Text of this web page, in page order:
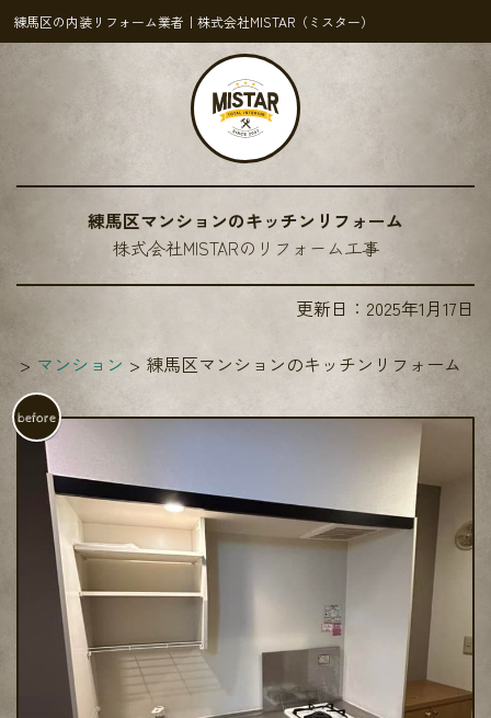
練馬区の内装リフォーム業者｜株式会社MISTAR（ミスター）
練馬区マンションのキッチンリフォーム
株式会社MISTARのリフォーム工事
更新日： 2025年1月17日
マンション 練馬区マンションのキッチンリフォーム
before